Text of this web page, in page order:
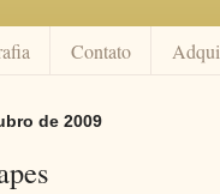
Contato
de 2009